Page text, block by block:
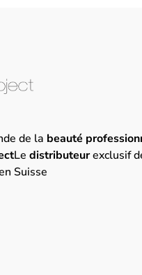
de la beauté
Le distributeurexclusif
Suisse